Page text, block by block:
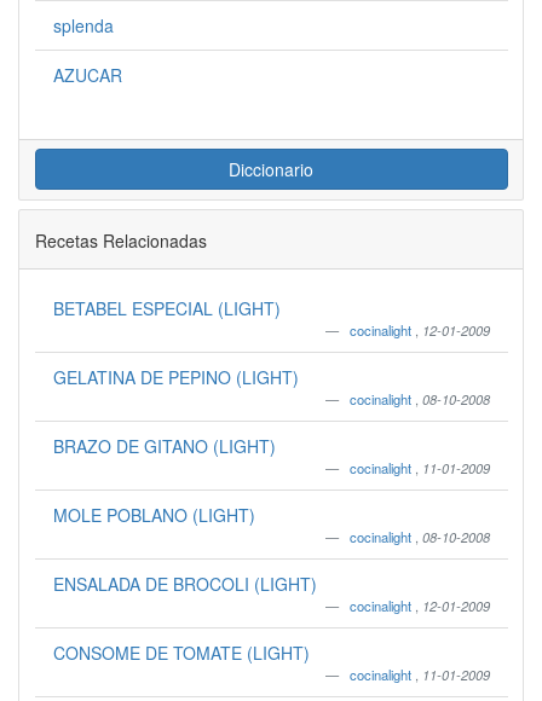
splenda
AZUCAR
Diccionario
Recetas Relacionadas
BETABEL ESPECIAL (LIGHT)
cocinalight 12-01-2009
GELATINA DE PEPINO (LIGHT)
cocinalight 08-10-2008
BRAZO DE GITANO (LIGHT)
cocinalight 11-01-2009
MOLE POBLANO (LIGHT)
cocinalight 08-10-2008
ENSALADA DE BROCOLI (LIGHT)
cocinalight 12-01-2009
CONSOME DE TOMATE (LIGHT)
cocinalight 11-01-2009